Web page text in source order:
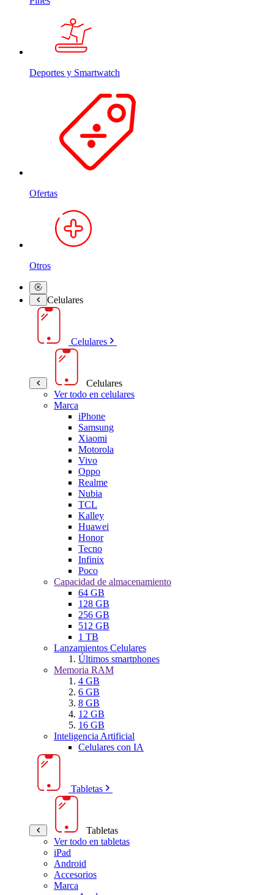
Deportes y Smartwatch
Ofertas
Otros
Celulares
Celulares
Celulares
Ver todo en celulares
Marca
iPhone
Samsung
Xiaomi
Motorola
Vivo
Oppo
Realme
Nubia
TCL
Kalley
Huawei
Honor
Tecno
Infinix
Poco
Capacidad de almacenamiento
64 GB
128 GB
256 GB
512 GB
1 TB
Lanzamientos Celulares
Últimos smartphones
Memoria RAM
4 GB
6 GB
8 GB
12 GB
16 GB
Inteligencia Artificial
Celulares con IA
Tabletas
Tabletas
Ver todo en tabletas
iPad
Android
Accesorios
Marca